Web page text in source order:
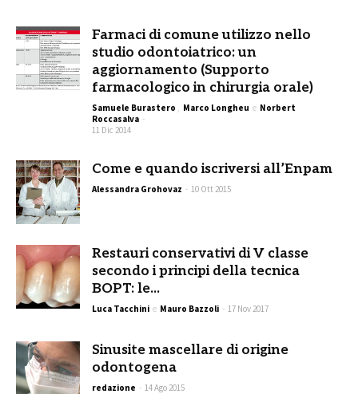
Farmaci di comune utilizzo nello
studio odontoiatrico: un
aggiornamento (Supporto
farmacologico in chirurgia orale)
Samuele Burastero , Marco Longheu e Norbert
Roccasalva -
11 Dic 2014
Come e quando iscriversi all’Enpam
Alessandra Grohovaz - 10 Ott 2015
Restauri conservativi di V classe
secondo i principi della tecnica
BOPT: le...
Luca Tacchini e Mauro Bazzoli - 17 Nov 2017
Sinusite mascellare di origine
odontogena
redazione - 14 Ago 2015